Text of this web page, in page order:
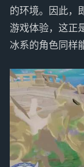
的环境。因此，
游戏体验，这正
冰系的角色同样